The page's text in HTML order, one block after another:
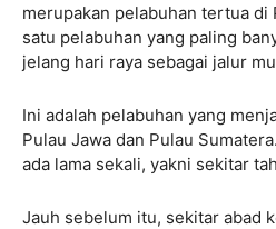
merupakan pelabuhan tertua di
satu pelabuhan yang paling
jelang hari raya sebagai jalur
Ini adalah pelabuhan yang
Pulau Jawa dan Pulau
ada lama sekali, yakni sekitar
Jauh sebelum itu, sekitar abad